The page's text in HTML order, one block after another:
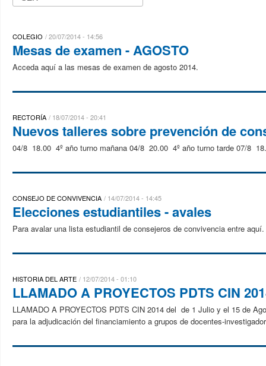
COLEGIO 20/07/2014 - 14:56
Mesas de examen - AGOSTO
Acceda aquí a las mesas de examen de agosto 2014.
RECTORÍA 18/07/2014 - 20:41
Nuevos talleres sobre prevención de
04/8 18.00 4º año turno mañana 04/8 20.00 4º año turno tarde 07/8
CONSEJO DE CONVIVENCIA 14/07/2014 - 14:45
Elecciones estudiantiles - avales
Para avalar una lista estudiantil de consejeros de convivencia entre aquí.
HISTORIA DEL ARTE 12/07/2014 - 01:10
LLAMADO A PROYECTOS PDTS CIN
LLAMADO A PROYECTOS PDTS CIN 2014 del de 1 Julio y el 15 de
para la adjudicación del financiamiento a grupos de docentes-